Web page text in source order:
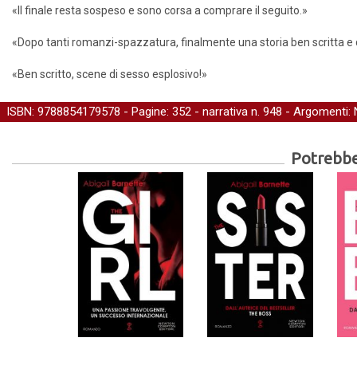
«Il finale resta sospeso e sono corsa a comprare il seguito.»
«Dopo tanti romanzi-spazzatura, finalmente una storia ben scritta e
«Ben scritto, scene di sesso esplosivo!»
ISBN: 9788854179578 - Pagine: 352 - narrativa n. 948 - Argomenti: